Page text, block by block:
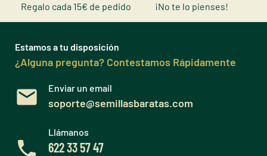
Regalo cada 15€ de pedido ¡No te lo pienses!
Estamos a tu disposición
¿Alguna pregunta? Contestamos Rápidamente
Enviar un email
soporte@semillasbaratas.com
Llámanos
622 33 57 47